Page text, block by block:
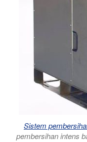
Sistem
pembersihan intens